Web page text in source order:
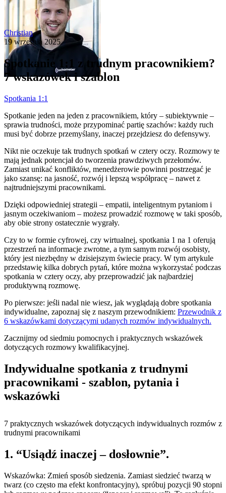
Christian
19 września 2025
Spotkanie 1:1 z trudnym pracownikiem?
7 wskazówek i szablon
Spotkania 1:1
Spotkanie jeden na jeden z pracownikiem, który – subiektywnie –
sprawia trudności, może przypominać partię szachów: każdy ruch
musi być dobrze przemyślany, inaczej przejdziesz do defensywy.
Nikt nie oczekuje tak trudnych spotkań w cztery oczy. Rozmowy te
mają jednak potencjał do tworzenia prawdziwych przełomów.
Zamiast unikać konfliktów, menedżerowie powinni postrzegać je
jako szansę: na jasność, rozwój i lepszą współpracę – nawet z
najtrudniejszymi pracownikami.
Dzięki odpowiedniej strategii – empatii, inteligentnym pytaniom i
jasnym oczekiwaniom – możesz prowadzić rozmowę w taki sposób,
aby obie strony ostatecznie wygrały.
Czy to w formie cyfrowej, czy wirtualnej, spotkania 1 na 1 oferują
przestrzeń na informacje zwrotne, a tym samym rozwój osobisty,
który jest niezbędny w dzisiejszym świecie pracy. W tym artykule
przedstawię kilka dobrych pytań, które można wykorzystać podczas
spotkania w cztery oczy, aby przeprowadzić jak najbardziej
produktywną rozmowę.
Po pierwsze: jeśli nadal nie wiesz, jak wyglądają dobre spotkania
indywidualne, zapoznaj się z naszym przewodnikiem: Przewodnik z
6 wskazówkami dotyczącymi udanych rozmów indywidualnych.
Zacznijmy od siedmiu pomocnych i praktycznych wskazówek
dotyczących rozmowy kwalifikacyjnej.
Indywidualne spotkania z trudnymi
pracownikami - szablon, pytania i
wskazówki
7 praktycznych wskazówek dotyczących indywidualnych rozmów z
trudnymi pracownikami
1. “Usiądź inaczej – dosłownie”.
Wskazówka: Zmień sposób siedzenia. Zamiast siedzieć twarzą w
twarz (co często ma efekt konfrontacyjny), spróbuj pozycji 90 stopni